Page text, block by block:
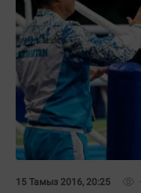
15 Тамыз 2016, 20:25